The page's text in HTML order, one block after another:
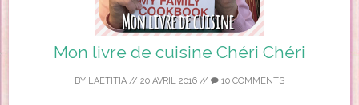
Mon livre de cuisine Chéri Chéri
BY LAETITIA // 20 AVRIL 2016 // 10 COMMENTS